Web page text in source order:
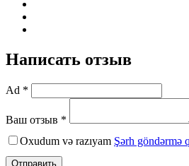
Написать отзыв
Ad *
Ваш отзыв *
Oxudum və razıyam Şərh göndərmə
Отправить